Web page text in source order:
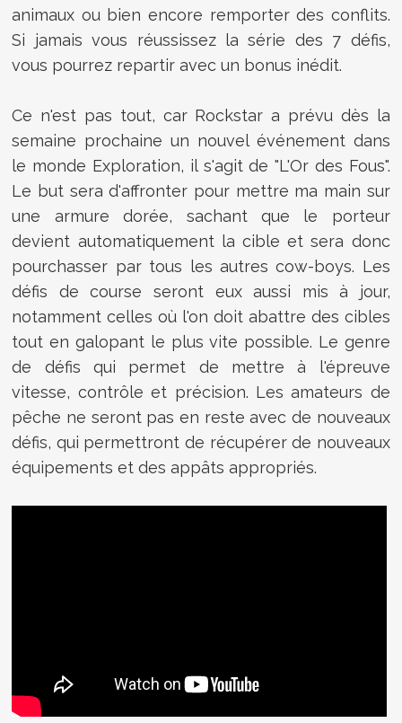
animaux ou bien encore remporter des conflits.
Si jamais vous réussissez la série des 7 défis,
vous pourrez repartir avec un bonus inédit.
Ce n'est pas tout, car Rockstar a prévu dès la
semaine prochaine un nouvel événement dans
le monde Exploration, il s'agit de "L'Or des Fous".
Le but sera d'affronter pour mettre ma main sur
une armure dorée, sachant que le porteur
devient automatiquement la cible et sera donc
pourchasser par tous les autres cow-boys. Les
défis de course seront eux aussi mis à jour,
notamment celles où l'on doit abattre des cibles
tout en galopant le plus vite possible. Le genre
de défis qui permet de mettre à l'épreuve
vitesse, contrôle et précision. Les amateurs de
pêche ne seront pas en reste avec de nouveaux
défis, qui permettront de récupérer de nouveaux
équipements et des appâts appropriés.